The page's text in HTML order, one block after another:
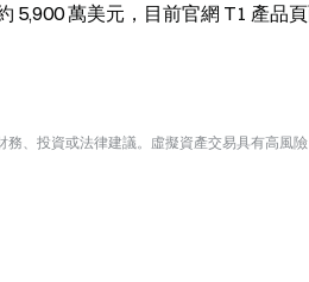
5,900 萬美元，目前官網 T1 產品
、投資或法律建議。虛擬資產交易具有高風